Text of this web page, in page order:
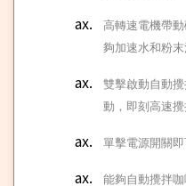
高轉速電機帶
夠加速水和粉末
雙擊啟動自動
動，即刻高速攪
單擊電源開關即
能夠自動攪拌咖